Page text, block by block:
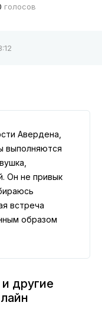
голосов
Авердена,
выполняются
Он не привык
встреча
образом
лучшей
несмотря на
больше…
другие